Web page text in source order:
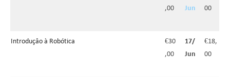
,00
Jun
00
Introduçâo à Robótica
€30
,00
17/
Jun
€18,
00